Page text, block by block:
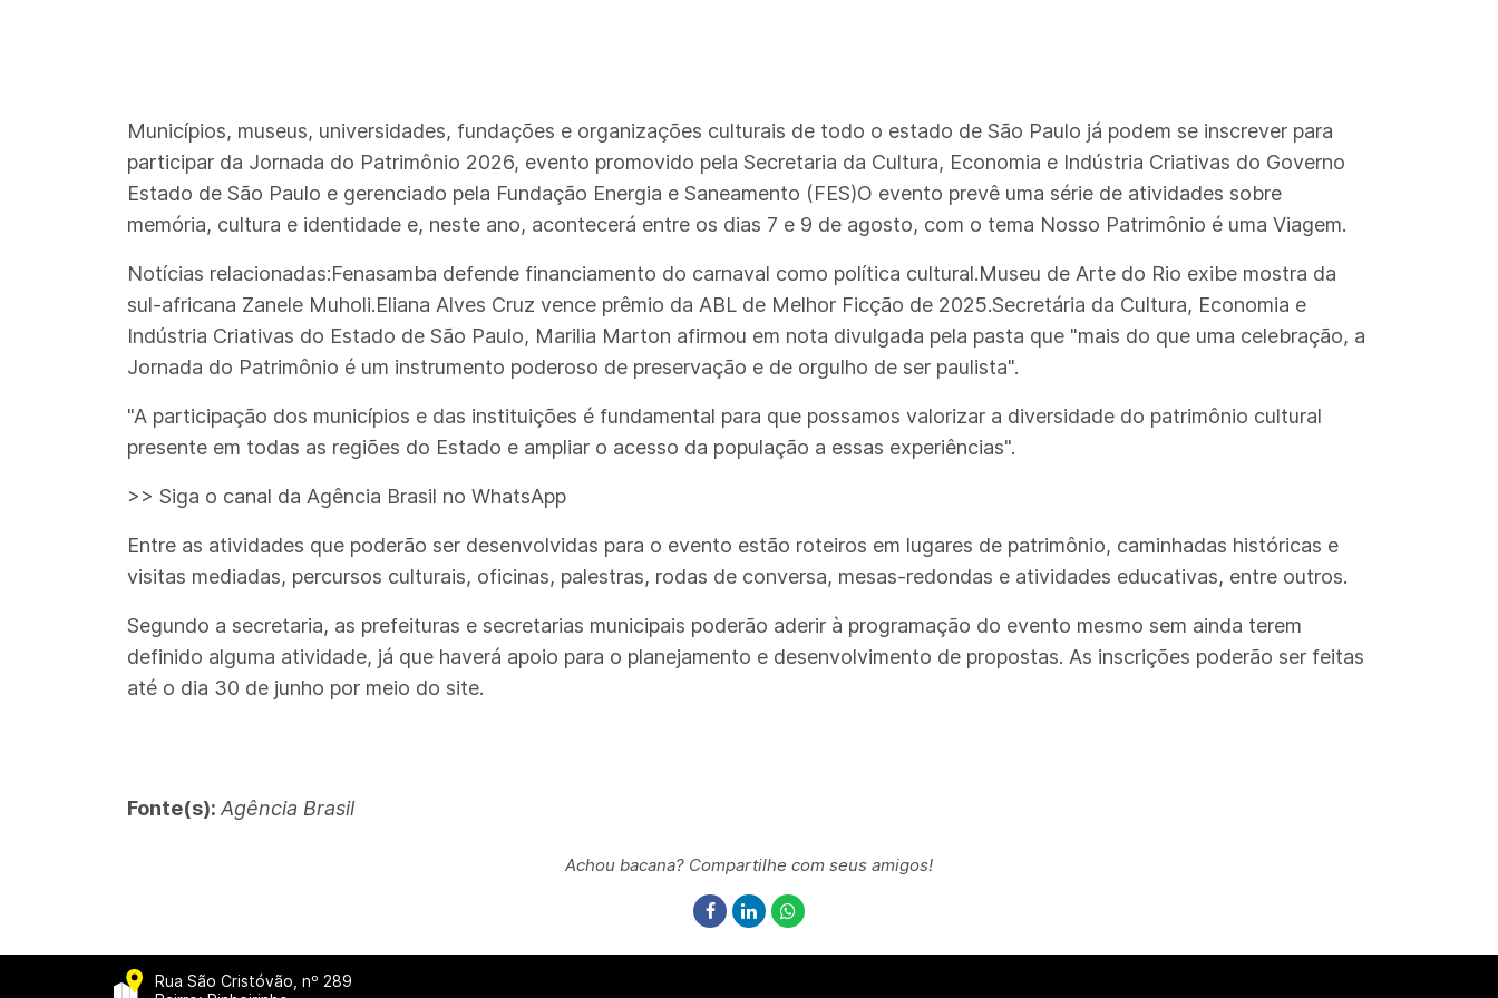
Municípios, museus, universidades, fundações e organizações culturais de todo o estado de São Paulo já podem se inscrever para
participar da Jornada do Patrimônio 2026, evento promovido pela Secretaria da Cultura, Economia e Indústria Criativas do Governo
Estado de São Paulo e gerenciado pela Fundação Energia e Saneamento (FES)O evento prevê uma série de atividades sobre
memória, cultura e identidade e, neste ano, acontecerá entre os dias 7 e 9 de agosto, com o tema Nosso Patrimônio é uma Viagem.
Notícias relacionadas:Fenasamba defende financiamento do carnaval como política cultural.Museu de Arte do Rio exibe mostra da
sul-africana Zanele Muholi.Eliana Alves Cruz vence prêmio da ABL de Melhor Ficção de 2025.Secretária da Cultura, Economia e
Indústria Criativas do Estado de São Paulo, Marilia Marton afirmou em nota divulgada pela pasta que "mais do que uma celebração, a
Jornada do Patrimônio é um instrumento poderoso de preservação e de orgulho de ser paulista".
"A participação dos municípios e das instituições é fundamental para que possamos valorizar a diversidade do patrimônio cultural
presente em todas as regiões do Estado e ampliar o acesso da população a essas experiências".
>> Siga o canal da Agência Brasil no WhatsApp
Entre as atividades que poderão ser desenvolvidas para o evento estão roteiros em lugares de patrimônio, caminhadas históricas e
visitas mediadas, percursos culturais, oficinas, palestras, rodas de conversa, mesas-redondas e atividades educativas, entre outros.
Segundo a secretaria, as prefeituras e secretarias municipais poderão aderir à programação do evento mesmo sem ainda terem
definido alguma atividade, já que haverá apoio para o planejamento e desenvolvimento de propostas. As inscrições poderão ser feitas
até o dia 30 de junho por meio do site.
Fonte(s): Agência Brasil
Achou bacana? Compartilhe com seus amigos!
Rua São Cristóvão, nº 289